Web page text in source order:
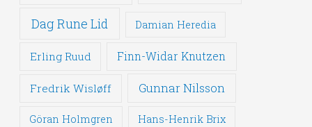
Dag Rune Lid Damian Heredia
Erling Ruud Finn-Widar Knutzen
Fredrik Wisløff Gunnar Nilsson
Göran Holmgren Hans-Henrik Brix